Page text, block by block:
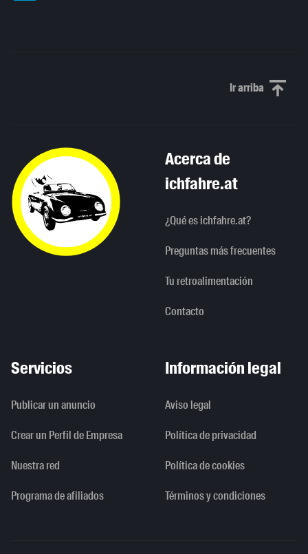
Ir arribaScroll to
Acerca de
ichfahre.at
¿Qué es ichfahre.at?
Preguntas más frecuentes
Tu retroalimentación
Contacto
Servicios
Publicar un anuncio
Crear un Perfil de Empresa
Nuestra red
Programa de afiliados
Información legal
Aviso legal
Política de privacidad
Política de cookies
Términos y condiciones